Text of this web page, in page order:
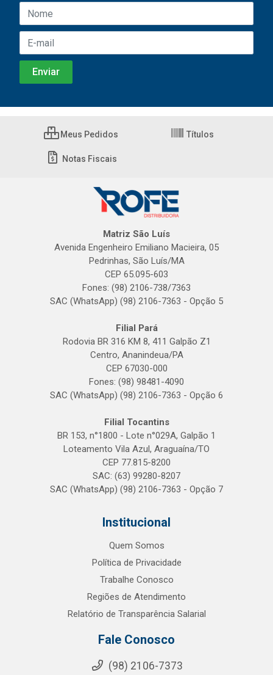
Meus Pedidos Títulos
Notas Fiscais
Matriz São Luís
Avenida Engenheiro Emiliano Macieira, 05
Pedrinhas, São Luís/MA
CEP 65.095-603
Fones: (98) 2106-738/7363
SAC (WhatsApp) (98) 2106-7363 - Opção 5
Filial Pará
Rodovia BR 316 KM 8, 411 Galpão Z1
Centro, Ananindeua/PA
CEP 67030-000
Fones: (98) 98481-4090
SAC (WhatsApp) (98) 2106-7363 - Opção 6
Filial Tocantins
BR 153, n°1800 - Lote n°029A, Galpão 1
Loteamento Vila Azul, Araguaína/TO
CEP 77.815-8200
SAC: (63) 99280-8207
SAC (WhatsApp) (98) 2106-7363 - Opção 7
Institucional
Quem Somos
Política de Privacidade
Trabalhe Conosco
Regiões de Atendimento
Relatório de Transparência Salarial
Fale Conosco
(98) 2106-7373